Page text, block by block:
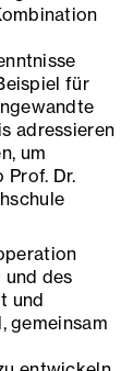
für
adressieren
um
Prof. Dr.
des
und
gemeinsam